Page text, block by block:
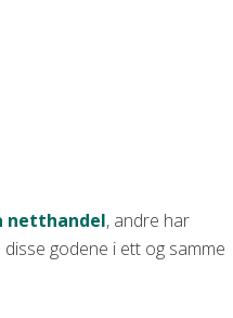
netthandel, andre har
godene i ett og samme